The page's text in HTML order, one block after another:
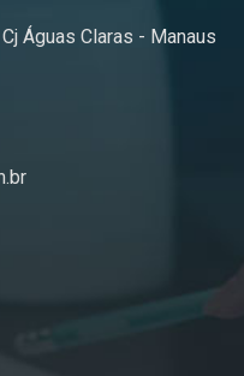
Águas Claras - Manaus